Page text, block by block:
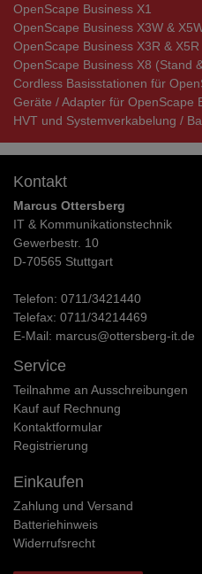
OpenScape Business X1
OpenScape Business X3W &
OpenScape Business X3R &
OpenScape Business X8 (Stand
Cordless Basisstationen für
Geräte / Adapter für OpenScape
HVT und Systemverkabelung /
Kontakt
Marcus Ottersberg
IT & Kommunikationstechnik
Gewerbestr. 10
D-70565 Stuttgart
Telefon: 0711/3421440
Telefax: 0711/34214469
E-Mail: marcus@ottersberg-it.de
Service
Teilnahme an Ausschreibungen
Kauf auf Rechnung
Kontaktformular
Registrierung
Einkaufen
Zahlung und Versand
Batteriehinweis
Widerrufs­recht